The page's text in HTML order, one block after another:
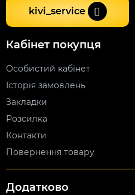
kivi_service
Кабінет покупця
Особистий кабінет
Історія замовлень
Закладки
Розсилка
Контакти
Повернення товару
Додатково